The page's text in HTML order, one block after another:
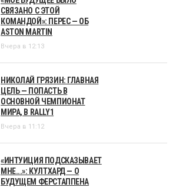
СВЯЗАНО С ЭТОЙ
КОМАНДОЙ»: ПЕРЕС — ОБ
ASTON MARTIN
Вчера в 12:13
НИКОЛАЙ ГРЯЗИН: ГЛАВНАЯ
ЦЕЛЬ — ПОПАСТЬ В
ОСНОВНОЙ ЧЕМПИОНАТ
МИРА, В RALLY1
Вчера в 11:12
«ИНТУИЦИЯ ПОДСКАЗЫВАЕТ
МНЕ...»: КУЛТХАРД — О
БУДУЩЕМ ФЕРСТАППЕНА